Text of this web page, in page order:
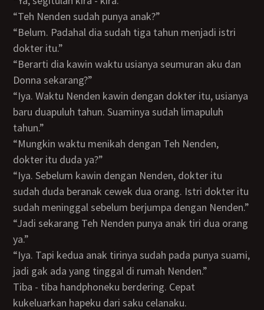
“Teh Nenden sudah punya anak?”
“Belum. Padahal dia sudah tiga tahun menjadi istri
dokter itu.”
“Berarti dia kawin waktu usianya seumuran aku dan
Donna sekarang?”
“Iya. Waktu Nenden kawin dengan dokter itu, usianya
baru duapuluh tahun. Suaminya sudah limapuluh
tahun.”
“Mungkin waktu menikah dengan Teh Nenden,
dokter itu duda ya?”
“Iya. Sebelum kawin dengan Nenden, dokter itu
sudah duda beranak cewek dua orang. Istri dokter itu
sudah meninggal sebelum berjumpa dengan Nenden.”
“Jadi sekarang Teh Nenden punya anak tiri dua orang
ya.”
“Iya. Tapi kedua anak tirinya sudah pada punya suami,
jadi gak ada yang tinggal di rumah Nenden.”
Tiba - tiba handphoneku berdering. Cepat
kukeluarkan hapeku dari saku celanaku.